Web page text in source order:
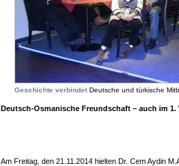
Geschichte verbindet Deutsche und türkische
Deutsch-Osmanische Freundschaft – auch im 1.
Am Freitag, den 21.11.2014 hielten Dr. Cem Aydin